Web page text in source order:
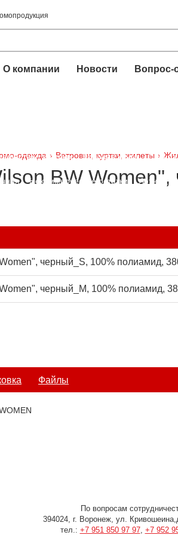
О компании Новости Вопрос-
и отдых Красная книга Посуда
Некоммерческие остатки Уютный
одежда › Ветровки, куртки, жилеты ›
BW
черный_S, 100% полиамид,
черный_M, 100% полиамид,
Файлы
По вопросам
394024, г. Воронеж, ул.
тел.: +7 951 850 97 97, +7 952